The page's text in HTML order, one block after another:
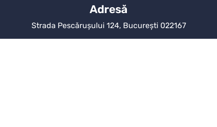
Adresă
Strada Pescărușului 124, București 022167